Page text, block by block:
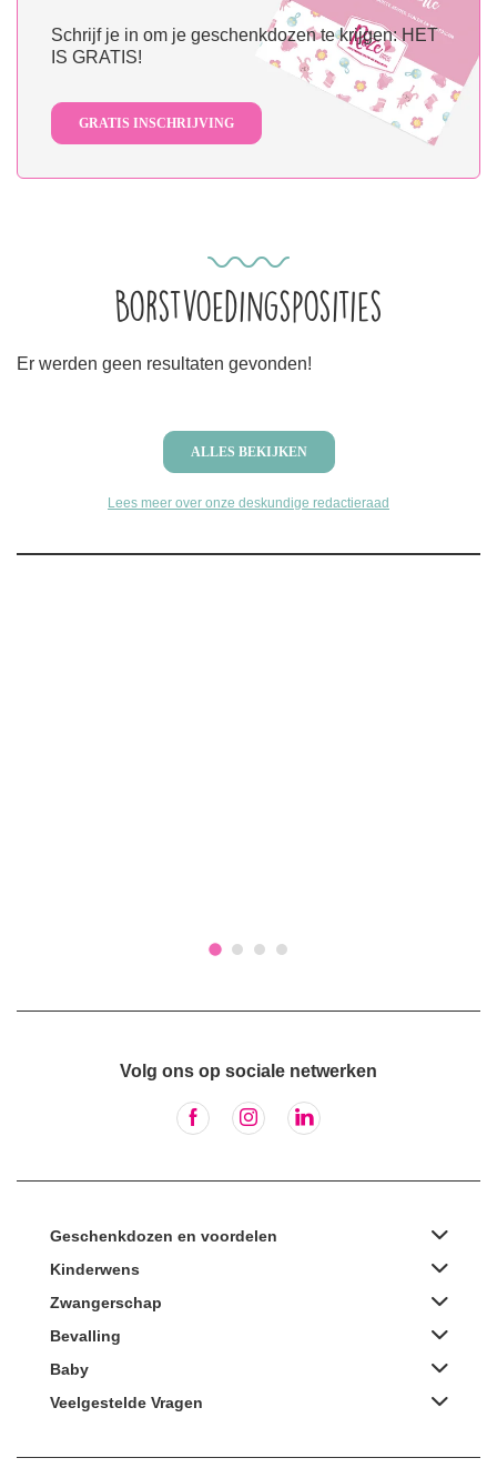
Schrijf je in om je geschenkdozen te krijgen: HET
IS GRATIS!
GRATIS INSCHRIJVING
Borstvoedingsposities
Er werden geen resultaten gevonden!
ALLES BEKIJKEN
Lees meer over onze deskundige redactieraad
Volg ons op sociale netwerken
Geschenkdozen en voordelen
Kinderwens
Zwangerschap
Bevalling
Baby
Veelgestelde Vragen